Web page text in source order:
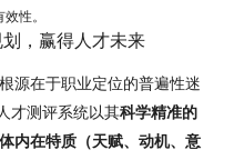
性。
，赢得人才未来
源在于职业定位的普遍性迷
才测评系统以其科学精准的
内在特质（天赋、动机、意